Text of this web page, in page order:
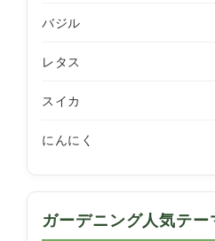
バジル
レタス
スイカ
にんにく
ガーデニング人気テー